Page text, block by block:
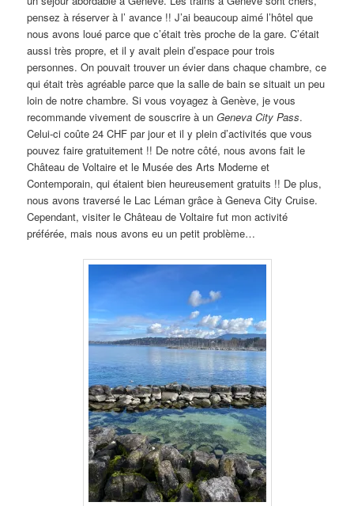
pensez à réserver à l’ avance !! J’ai beaucoup aimé l’hôtel que
nous avons loué parce que c’était très proche de la gare. C’était
aussi très propre, et il y avait plein d’espace pour trois
personnes. On pouvait trouver un évier dans chaque chambre, ce
qui était très agréable parce que la salle de bain se situait un peu
loin de notre chambre. Si vous voyagez à Genève, je vous
recommande vivement de souscrire à unGeneva City Pass.
Celui-ci coûte 24 CHF par jour et il y plein d’activités que vous
pouvez faire gratuitement !! De notre côté, nous avons fait le
Château de Voltaire et le Musée des Arts Moderne et
Contemporain, qui étaient bien heureusement gratuits !! De plus,
nous avons traversé le Lac Léman grâce à Geneva City Cruise.
Cependant, visiter le Château de Voltaire fut mon activité
préférée, mais nous avons eu un petit problème…